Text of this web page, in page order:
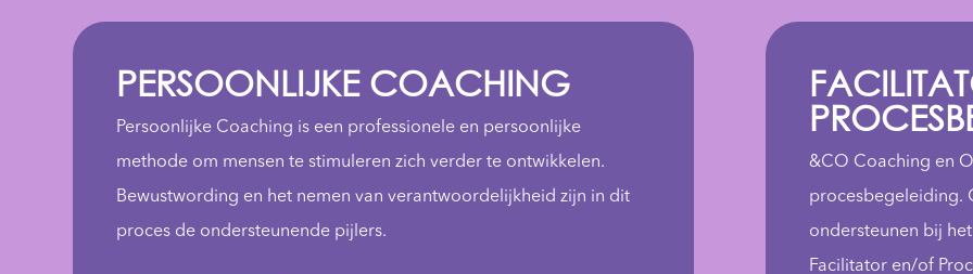
PERSOONLIJKE COACHING
Persoonlijke Coaching is een professionele en persoonlijke
methode om mensen te stimuleren zich verder te ontwikkelen.
Bewustwording en het nemen van verantwoordelijkheid zijn in dit
proces de ondersteunende pijlers.
&CO Coaching en
procesbegeleiding.
ondersteunen bij
Facilitator en/of